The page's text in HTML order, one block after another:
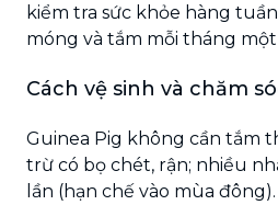
kiểm tra sức khỏe hàng
móng và tắm mỗi tháng một
Cách vệ sinh và chăm
Guinea Pig không cần tắm
trừ có bọ chét, rận; nhiều
lần (hạn chế vào mùa